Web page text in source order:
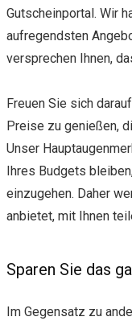
Gutscheinportal. Wir
aufregendsten
versprechen Ihnen,
Freuen Sie sich
Preise zu genießen,
Unser
Ihres Budgets
einzugehen. Daher
anbietet, mit Ihnen
Sparen Sie das
Im Gegensatz zu